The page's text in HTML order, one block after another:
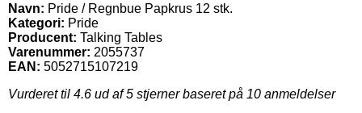
Navn: Pride / Regnbue Papkrus 12 stk.
Kategori: Pride
Producent: Talking Tables
Varenummer: 2055737
EAN: 5052715107219
Vurderet til 4.6 ud af 5 stjerner baseret på 10 anmeldelser